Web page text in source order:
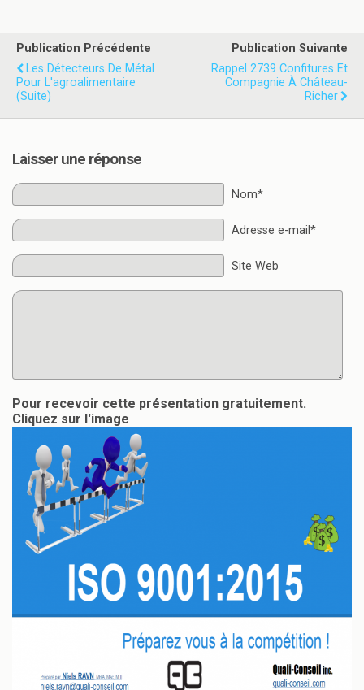
Publication Précédente
Les Détecteurs De Métal
Pour L'agroalimentaire
(suite)
Publication Suivante
Rappel 2739 Confitures Et
Compagnie À Château-
Richer
Laisser une réponse
Nom*
Adresse e-mail*
Site Web
Pour recevoir cette présentation gratuitement.
Cliquez sur l'image